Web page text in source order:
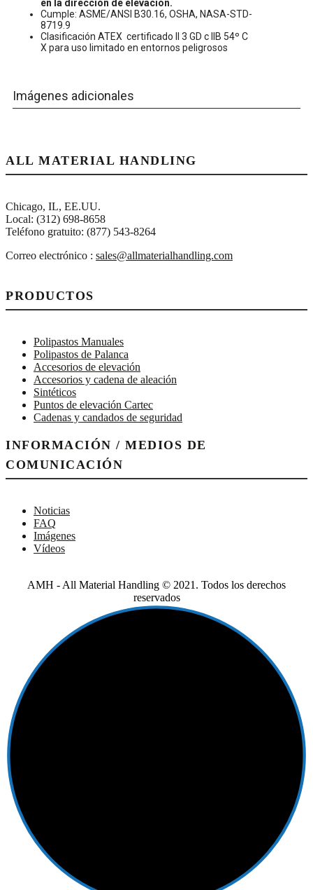
en la dirección de elevación.
Cumple: ASME/ANSl B30.16, OSHA, NASA-STD-
8719.9
Clasificación ATEX certificado II 3 GD c IIB 54º C
X para uso limitado en entornos peligrosos
Imágenes adicionales
MA010
MA010
MA050
MA050
MA075
MA075
MA100
MA100
ALL MATERIAL HANDLING
Chicago, IL, EE.UU.
Local: (312) 698-8658
Teléfono gratuito: (877) 543-8264
Correo electrónico : sales@allmaterialhandling.com
PRODUCTOS
Polipastos Manuales
Polipastos de Palanca
Accesorios de elevación
Accesorios y cadena de aleación
Sintéticos
Puntos de elevación Cartec
Cadenas y candados de seguridad
INFORMACIÓN / MEDIOS DE
COMUNICACIÓN
Noticias
FAQ
Imágenes
Vídeos
AMH - All Material Handling © 2021. Todos los derechos
reservados